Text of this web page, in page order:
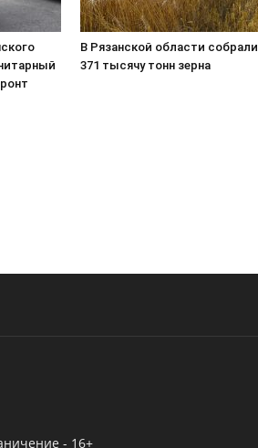
В Рязанской области собрали
371 тысячу тонн зерна
- 16+